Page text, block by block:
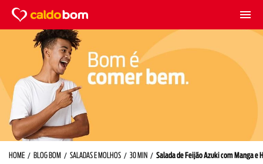
HOME BLOG BOM SALADAS E MOLHOS 30 MIN Salada de Feijão Azuki com Manga e